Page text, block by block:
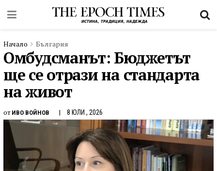
Начало България
Омбудсманът: Бюджетът
ще се отрази на стандарта
на живот
от ИВО ВОЙНОВ 8 ЮЛИ , 2026